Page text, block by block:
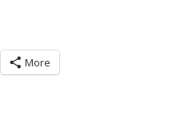
More